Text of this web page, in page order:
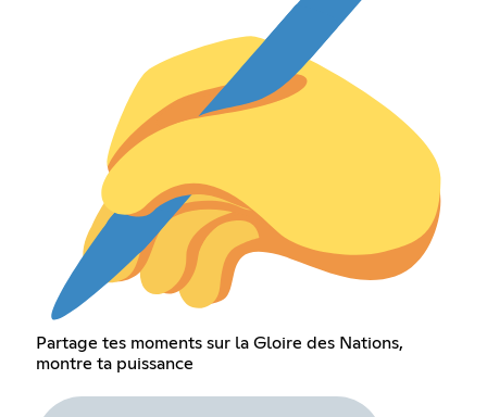
Partage tes moments sur la Gloire des Nations,
montre ta puissance